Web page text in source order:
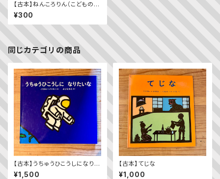
【古本】ねんころりん（こどものと
も年少版 2014年5月号）（第4
66号）
¥300
同じカテゴリの商品
【古本】うちゅうひこうしになりた
いな
¥1,500
【古本】てじな
¥1,000